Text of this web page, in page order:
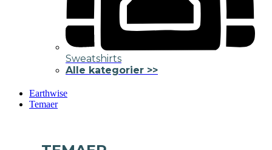
Sweatshirts
Alle kategorier >>
Earthwise
Temaer